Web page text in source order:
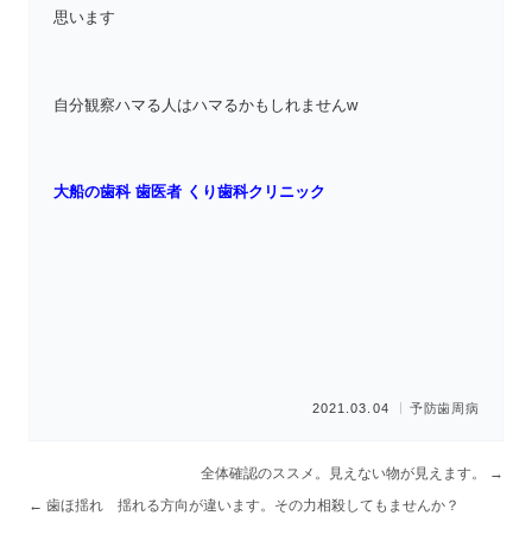
思います
自分観察ハマる人はハマるかもしれませんw
大船の歯科 歯医者 くり歯科クリニック
2021.03.04 予防歯周病
全体確認のススメ。見えない物が見えます。
→
← 歯ほ揺れ 揺れる方向が違います。その力相殺してもませんか？